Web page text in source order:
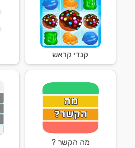
קנדי קראש
מה הקשר ?